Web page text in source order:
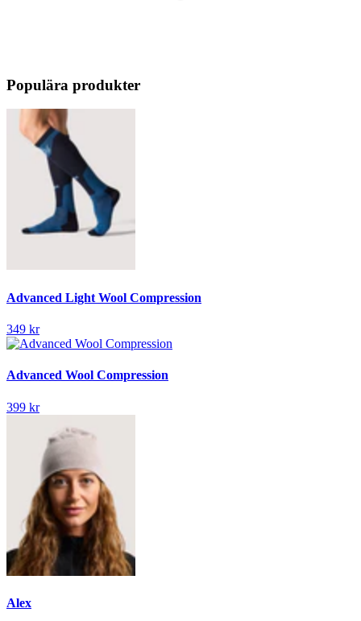
Populära produkter
Advanced Light Wool Compression
349 kr
Advanced Wool Compression
399 kr
Alex